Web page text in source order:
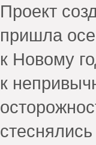
Проект
пришла
к Новому
к